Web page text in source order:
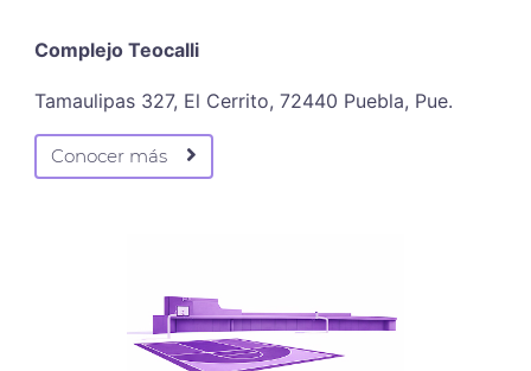
Complejo Teocalli
Tamaulipas 327, El Cerrito, 72440 Puebla, Pue.
Conocer más